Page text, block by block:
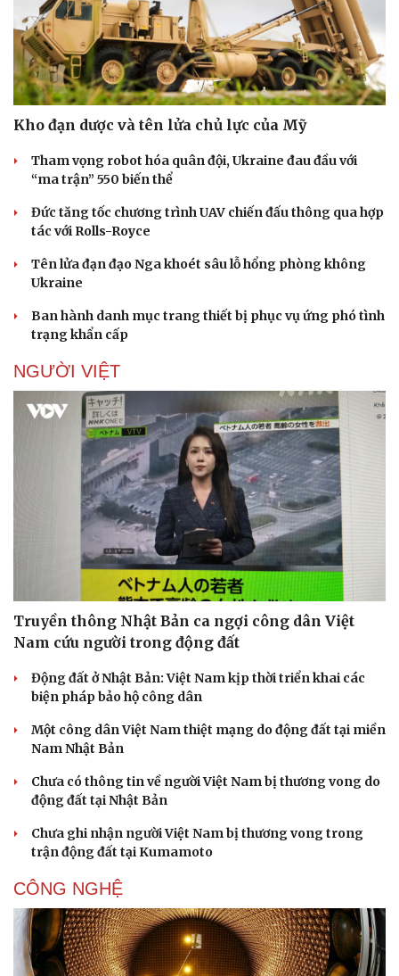
Dinh dưỡng - món ngon
Sản phụ khoa
Nhi khoa
Làm đẹp - giảm cân
Phòng mạch online
Nhà đẹp
Tình yêu - Gia đình
Kho đạn dược và tên lửa chủ lực của Mỹ
Tham vọng robot hóa quân đội, Ukraine đau đầu với
“ma trận” 550 biến thể
Đức tăng tốc chương trình UAV chiến đấu thông qua hợp
tác với Rolls-Royce
Tên lửa đạn đạo Nga khoét sâu lỗ hổng phòng không
Ukraine
Ban hành danh mục trang thiết bị phục vụ ứng phó tình
trạng khẩn cấp
NGƯỜI VIỆT
Truyền thông Nhật Bản ca ngợi công dân Việt
Nam cứu người trong động đất
Động đất ở Nhật Bản: Việt Nam kịp thời triển khai các
biện pháp bảo hộ công dân
Một công dân Việt Nam thiệt mạng do động đất tại miền
Nam Nhật Bản
Chưa có thông tin về người Việt Nam bị thương vong do
động đất tại Nhật Bản
Chưa ghi nhận người Việt Nam bị thương vong trong
trận động đất tại Kumamoto
CÔNG NGHỆ